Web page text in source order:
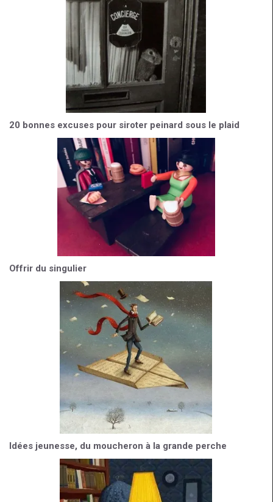
20 bonnes excuses pour siroter peinard sous le plaid
Offrir du singulier
Idées jeunesse, du moucheron à la grande perche